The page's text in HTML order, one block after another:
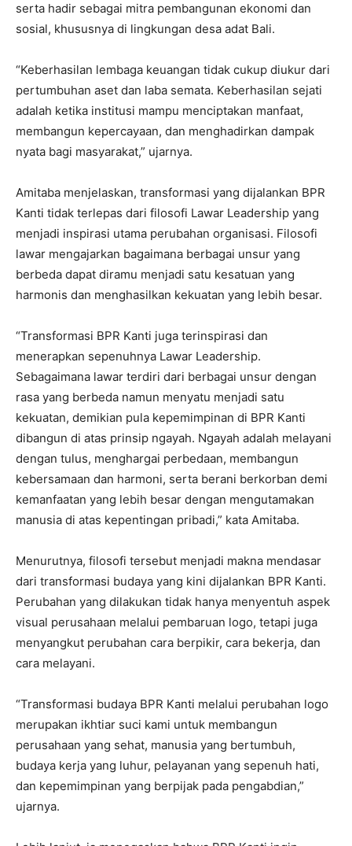
serta hadir sebagai mitra pembangunan ekonomi dan
sosial, khususnya di lingkungan desa adat Bali.
“Keberhasilan lembaga keuangan tidak cukup diukur dari
pertumbuhan aset dan laba semata. Keberhasilan sejati
adalah ketika institusi mampu menciptakan manfaat,
membangun kepercayaan, dan menghadirkan dampak
nyata bagi masyarakat,” ujarnya.
Amitaba menjelaskan, transformasi yang dijalankan BPR
Kanti tidak terlepas dari filosofi Lawar Leadership yang
menjadi inspirasi utama perubahan organisasi. Filosofi
lawar mengajarkan bagaimana berbagai unsur yang
berbeda dapat diramu menjadi satu kesatuan yang
harmonis dan menghasilkan kekuatan yang lebih besar.
“Transformasi BPR Kanti juga terinspirasi dan
menerapkan sepenuhnya Lawar Leadership.
Sebagaimana lawar terdiri dari berbagai unsur dengan
rasa yang berbeda namun menyatu menjadi satu
kekuatan, demikian pula kepemimpinan di BPR Kanti
dibangun di atas prinsip ngayah. Ngayah adalah melayani
dengan tulus, menghargai perbedaan, membangun
kebersamaan dan harmoni, serta berani berkorban demi
kemanfaatan yang lebih besar dengan mengutamakan
manusia di atas kepentingan pribadi,” kata Amitaba.
Menurutnya, filosofi tersebut menjadi makna mendasar
dari transformasi budaya yang kini dijalankan BPR Kanti.
Perubahan yang dilakukan tidak hanya menyentuh aspek
visual perusahaan melalui pembaruan logo, tetapi juga
menyangkut perubahan cara berpikir, cara bekerja, dan
cara melayani.
“Transformasi budaya BPR Kanti melalui perubahan logo
merupakan ikhtiar suci kami untuk membangun
perusahaan yang sehat, manusia yang bertumbuh,
budaya kerja yang luhur, pelayanan yang sepenuh hati,
dan kepemimpinan yang berpijak pada pengabdian,”
ujarnya.